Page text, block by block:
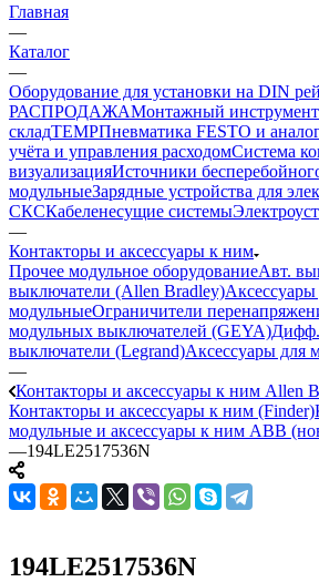
Главная
—
Каталог
—
Оборудование для установки на DIN
РАСПРОДАЖАМонтажный инструмент
складTEMPПневматика FESTO и
учёта и управления расходомСистема
визуализацияИсточники
модульныеЗарядные устройства для
СКСКабеленесущие системы
—
Контакторы и аксессуары к ним
Прочее модульное оборудованиеАвт.
выключатели (Allen Bradley)
модульныеОграничители
модульных выключателей (GEYA)
выключатели (Legrand)Аксессуары для
—
Контакторы и аксессуары к ним Allen
Контакторы и аксессуары к ним (Finder)
модульные и аксессуары к ним ABB
—194LE2517536N
194LE2517536N